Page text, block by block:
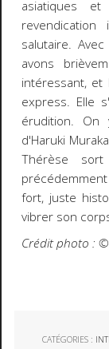
asiatiques
salutaire.
avons
intéressant,
express. Elle
érudition. On
d'Haruki
Thérèse
fort, juste
vibrer son
Crédit photo :
CATÉGORIES :